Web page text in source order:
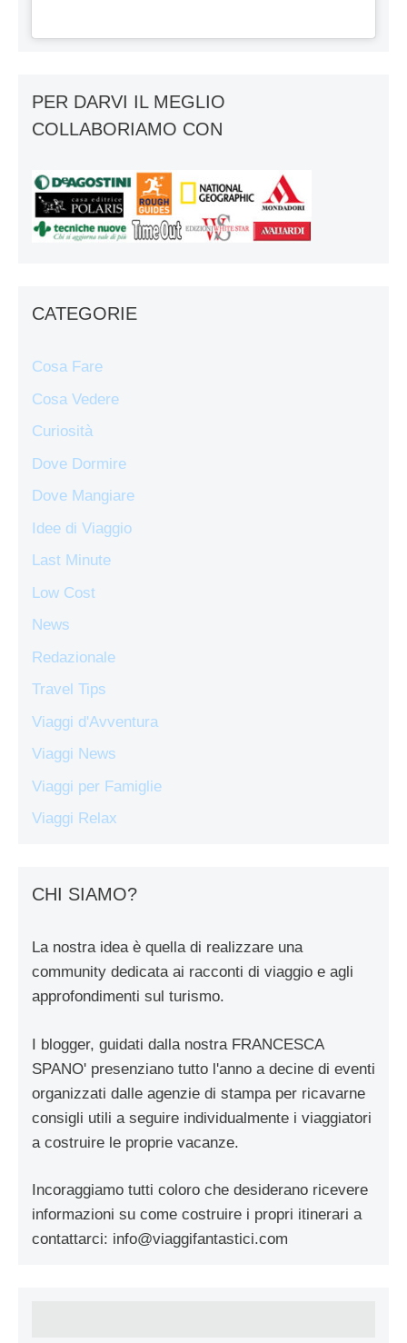
PER DARVI IL MEGLIO
COLLABORIAMO CON
CATEGORIE
Cosa Fare
Cosa Vedere
Curiosità
Dove Dormire
Dove Mangiare
Idee di Viaggio
Last Minute
Low Cost
News
Redazionale
Travel Tips
Viaggi d'Avventura
Viaggi News
Viaggi per Famiglie
Viaggi Relax
CHI SIAMO?
La nostra idea è quella di realizzare una
community dedicata ai racconti di viaggio e agli
approfondimenti sul turismo.
I blogger, guidati dalla nostra FRANCESCA
SPANO' presenziano tutto l'anno a decine di eventi
organizzati dalle agenzie di stampa per ricavarne
consigli utili a seguire individualmente i viaggiatori
a costruire le proprie vacanze.
Incoraggiamo tutti coloro che desiderano ricevere
informazioni su come costruire i propri itinerari a
contattarci: info@viaggifantastici.com